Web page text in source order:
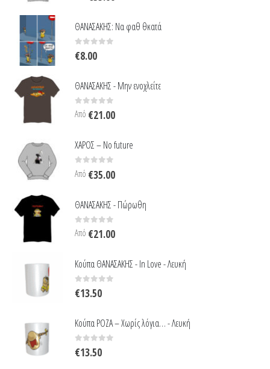
ΘΑΝΑΣΑΚΗΣ: Να φαθ θκατά
0out of 5
€8.00
ΘΑΝΑΣΑΚΗΣ - Μην ενοχλείτε
0 out of 5
Από €21.00
ΧΑΡΟΣ – No future
0 out of 5
Από €35.00
ΘΑΝΑΣΑΚΗΣ - Πώρωθη
0 out of 5
Από €21.00
Κούπα ΘΑΝΑΣΑΚΗΣ - In Love - Λευκή
0out of 5
€13.50
Κούπα ΡΟΖΑ – Χωρίς λόγια… - Λευκή
0out of 5
€13.50